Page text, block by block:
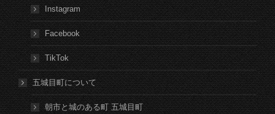
Instagram
Facebook
TikTok
五城目町について
朝市と城のある町 五城目町